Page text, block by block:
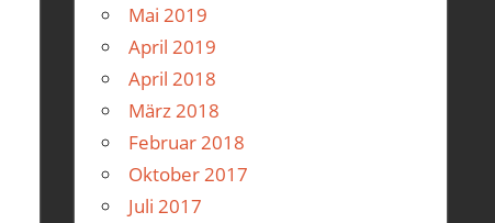
Mai 2019
April 2019
April 2018
März 2018
Februar 2018
Oktober 2017
Juli 2017